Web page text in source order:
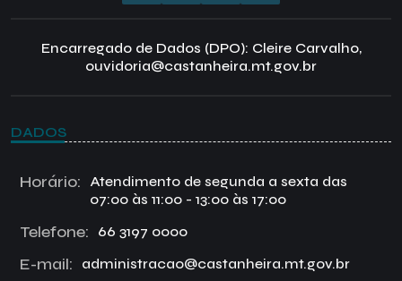
Encarregado de Dados (DPO): Cleire Carvalho,
ouvidoria@castanheira.mt.gov.br
DADOS
Horário:
Atendimento de segunda a sexta das
07:00 às 11:00 - 13:00 às 17:00
Telefone: 66 3197 0000
E-mail: administracao@castanheira.mt.gov.br